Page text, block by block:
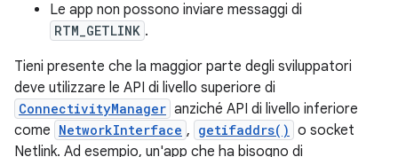
Le app non possono inviare messaggi di
RTM_GETLINK .
Tieni presente che la maggior parte degli sviluppatori
deve utilizzare le API di livello superiore di
ConnectivityManager anziché API di livello inferiore
come NetworkInterface , getifaddrs() o socket
Netlink. Ad esempio, un'app che ha bisogno di